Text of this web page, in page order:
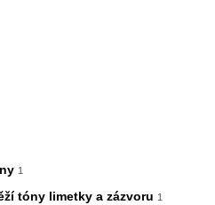
1
tóny limetky a zázvoru 1